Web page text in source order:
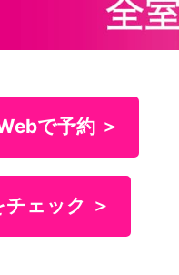
で予約 ＞
ェック ＞